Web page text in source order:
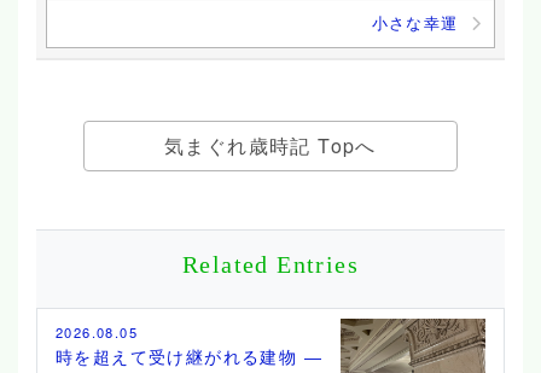
小さな幸運
気まぐれ歳時記 Topへ
Related Entries
2026.08.05
時を超えて受け継がれる建物 ―